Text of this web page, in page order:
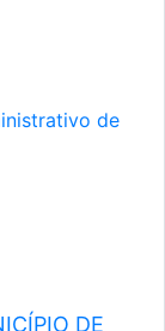
de
DE